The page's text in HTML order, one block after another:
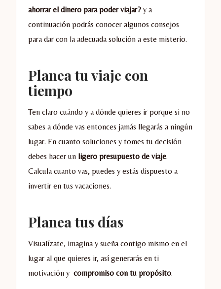
ahorrar el dinero para poder viajar? y a
continuación podrás conocer algunos consejos
para dar con la adecuada solución a este misterio.
Planea tu viaje con
tiempo
Ten claro cuándo y a dónde quieres ir porque si no
sabes a dónde vas entonces jamás llegarás a ningún
lugar. En cuanto soluciones y tomes tu decisión
debes hacer un ligero presupuesto de viaje.
Calcula cuanto vas, puedes y estás dispuesto a
invertir en tus vacaciones.
Planea tus días
Visualízate, imagina y sueña contigo mismo en el
lugar al que quieres ir, así generarás en ti
motivación y compromiso con tu propósito.